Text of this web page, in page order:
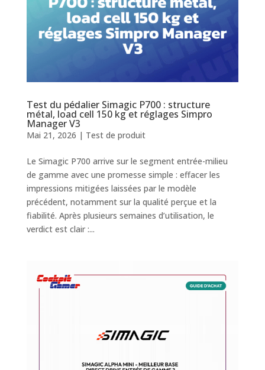
Test du pédalier Simagic P700 : structure
métal, load cell 150 kg et réglages Simpro
Manager V3
Mai 21, 2026 | Test de produit
Le Simagic P700 arrive sur le segment entrée-milieu
de gamme avec une promesse simple : effacer les
impressions mitigées laissées par le modèle
précédent, notamment sur la qualité perçue et la
fiabilité. Après plusieurs semaines d’utilisation, le
verdict est clair :...